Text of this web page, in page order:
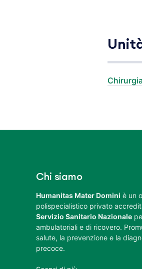
Chi siamo
Humanitas Mater Domini è un
polispecialistico privato
Servizio Sanitario Nazionale
ambulatoriali e di ricovero.
salute, la prevenzione e la
precoce.